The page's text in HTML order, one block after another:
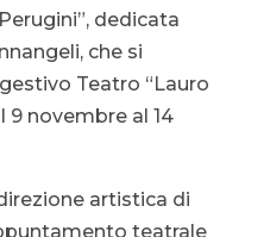
dedicata
che si
Teatro “Lauro
9 novembre al 14
artistica di
teatrale